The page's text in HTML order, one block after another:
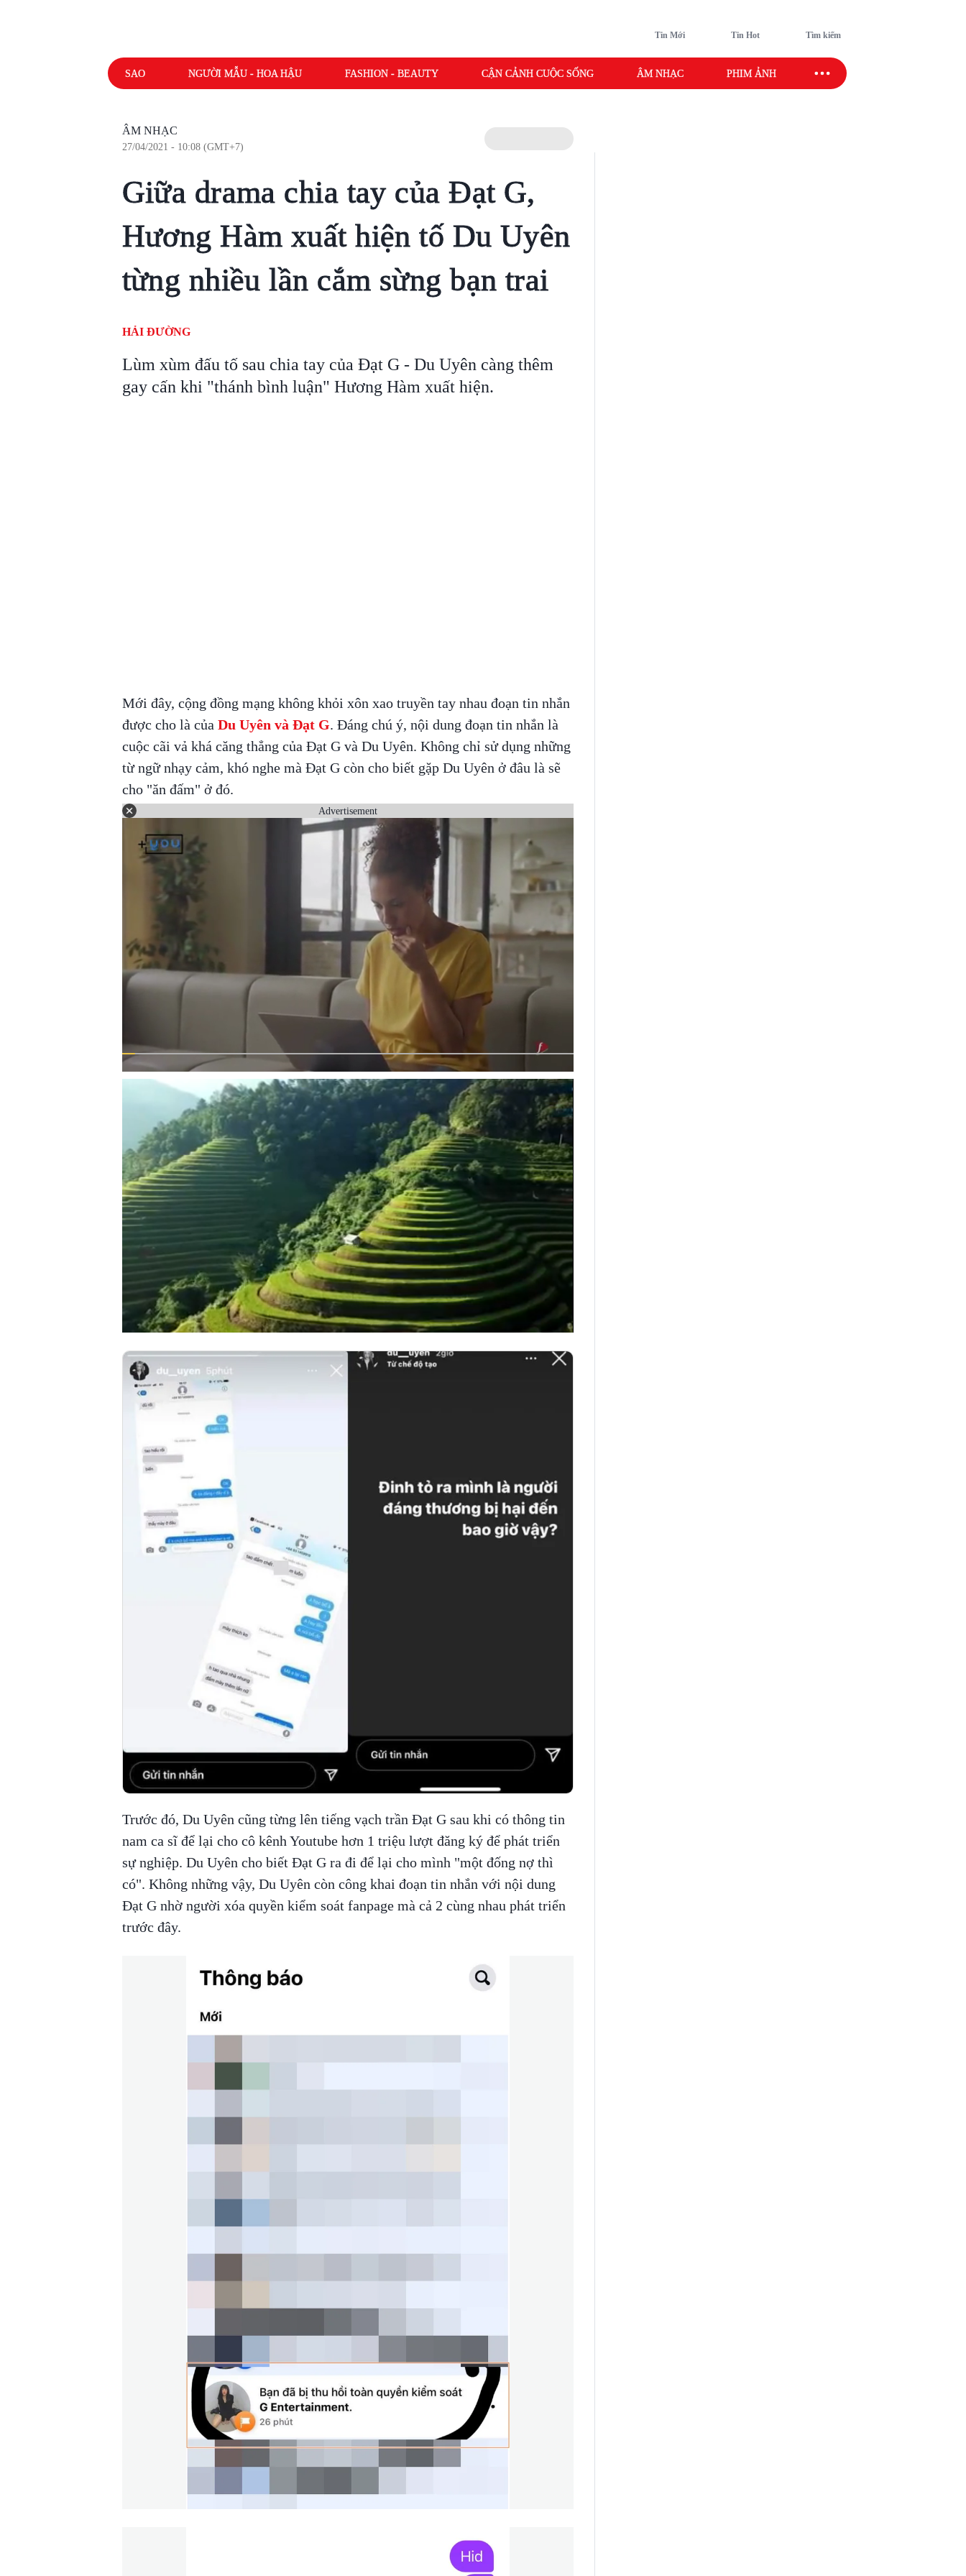
Tin Mới Tin Hot Tìm kiếm
SAO NGƯỜI MẪU - HOA HẬU FASHION - BEAUTY CẬN CẢNH CUỘC SỐNG ÂM NHẠC PHIM ẢNH SAO SPORT
ÂM NHẠC
27/04/2021 - 10:08 (GMT+7)
Giữa drama chia tay của Đạt G,
Hương Hàm xuất hiện tố Du Uyên
từng nhiều lần cắm sừng bạn trai
HẢI ĐƯỜNG
Lùm xùm đấu tố sau chia tay của Đạt G - Du Uyên càng thêm
gay cấn khi "thánh bình luận" Hương Hàm xuất hiện.
Mới đây, cộng đồng mạng không khỏi xôn xao truyền tay nhau đoạn tin nhắn
được cho là của Du Uyên và Đạt G. Đáng chú ý, nội dung đoạn tin nhắn là
cuộc cãi vả khá căng thẳng của Đạt G và Du Uyên. Không chỉ sử dụng những
từ ngữ nhạy cảm, khó nghe mà Đạt G còn cho biết gặp Du Uyên ở đâu là sẽ
cho "ăn đấm" ở đó.
Advertisement
Trước đó, Du Uyên cũng từng lên tiếng vạch trần Đạt G sau khi có thông tin
nam ca sĩ để lại cho cô kênh Youtube hơn 1 triệu lượt đăng ký để phát triển
sự nghiệp. Du Uyên cho biết Đạt G ra đi để lại cho mình "một đống nợ thì
có". Không những vậy, Du Uyên còn công khai đoạn tin nhắn với nội dung
Đạt G nhờ người xóa quyền kiểm soát fanpage mà cả 2 cùng nhau phát triển
trước đây.